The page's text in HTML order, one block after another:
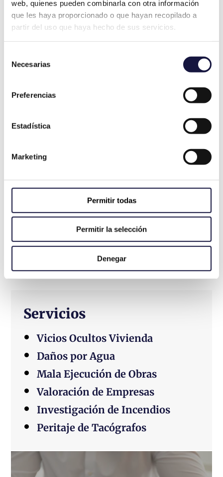
web, quienes pueden combinarla con otra información
que les haya proporcionado o que hayan recopilado a
partir del uso que haya hecho de sus servicios.
Necesarias
Preferencias
Estadística
Marketing
Permitir todas
Permitir la selección
Denegar
Informes Periciales para Comunidades de
Propietarios
La Relevancia de la Tasación Judicial en el
Ámbito Inmobiliario
Servicios
Vicios Ocultos Vivienda
Daños por Agua
Mala Ejecución de Obras
Valoración de Empresas
Investigación de Incendios
Peritaje de Tacógrafos